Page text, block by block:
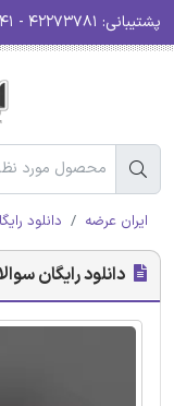
پشتیبانی:
ایران عرضه دانلود
دانلود رایگان